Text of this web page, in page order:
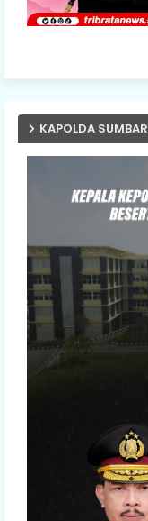
KAPOLDA SUMBAR